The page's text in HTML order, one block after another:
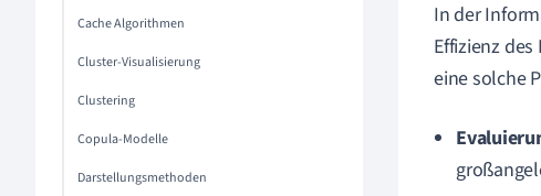
Cache Algorithmen
Cluster-Visualisierung
Clustering
Copula-Modelle
Darstellungsmethoden
In der
Effizienz
eine solche